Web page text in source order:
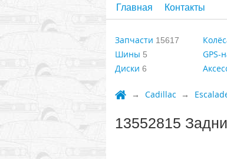
Главная Контакты
Запчасти 15617
Шины 5
Диски 6
GPS-
Cadillac
13552815